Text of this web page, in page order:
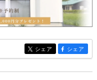
entry521
シェア entry521
シェア